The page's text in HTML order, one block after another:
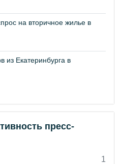
на вторичное жилье в
из Екатеринбурга в
пресс-
1